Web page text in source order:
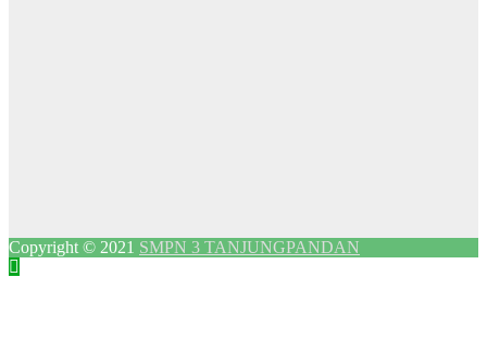
Copyright © 2021 SMPN 3 TANJUNGPANDAN